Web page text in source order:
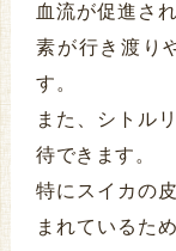
血流が促進さ
素が行き渡り
す。
また、シトル
待できます。
特にスイカの
まれているた